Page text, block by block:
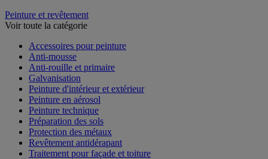
Peinture et revêtement
Voir toute la catégorie
Accessoires pour peinture
Anti-mousse
Anti-rouille et primaire
Galvanisation
Peinture d'intérieur et extérieur
Peinture en aérosol
Peinture technique
Préparation des sols
Protection des métaux
Revêtement antidérapant
Traitement pour façade et toiture